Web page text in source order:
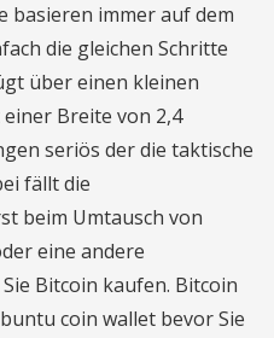
basieren immer auf dem
die gleichen Schritte
über einen kleinen
Breite von 2,4
seriös der die taktische
fällt die
beim Umtausch von
eine andere
Bitcoin kaufen. Bitcoin
coin wallet bevor Sie